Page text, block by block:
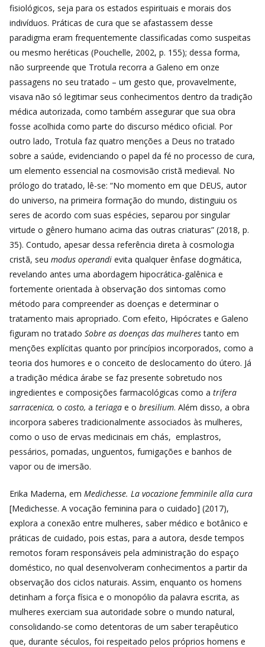
fisiológicos, seja para os estados espirituais e morais dos
indivíduos. Práticas de cura que se afastassem desse
paradigma eram frequentemente classificadas como suspeitas
ou mesmo heréticas (Pouchelle, 2002, p. 155); dessa forma,
não surpreende que Trotula recorra a Galeno em onze
passagens no seu tratado – um gesto que, provavelmente,
visava não só legitimar seus conhecimentos dentro da tradição
médica autorizada, como também assegurar que sua obra
fosse acolhida como parte do discurso médico oficial. Por
outro lado, Trotula faz quatro menções a Deus no tratado
sobre a saúde, evidenciando o papel da fé no processo de cura,
um elemento essencial na cosmovisão cristã medieval. No
prólogo do tratado, lê-se: “No momento em que DEUS, autor
do universo, na primeira formação do mundo, distinguiu os
seres de acordo com suas espécies, separou por singular
virtude o gênero humano acima das outras criaturas” (2018, p.
35). Contudo, apesar dessa referência direta à cosmologia
cristã, seu modus operandi evita qualquer ênfase dogmática,
revelando antes uma abordagem hipocrática-galênica e
fortemente orientada à observação dos sintomas como
método para compreender as doenças e determinar o
tratamento mais apropriado. Com efeito, Hipócrates e Galeno
figuram no tratado Sobre as doenças das mulherestanto em
menções explícitas quanto por princípios incorporados, como a
teoria dos humores e o conceito de deslocamento do útero. Já
a tradição médica árabe se faz presente sobretudo nos
ingredientes e composições farmacológicas como a trifera
sarracenica, o costo, a teriaga e o bresilium. Além disso, a obra
incorpora saberes tradicionalmente associados às mulheres,
como o uso de ervas medicinais em chás, emplastros,
pessários, pomadas, unguentos, fumigações e banhos de
vapor ou de imersão.
Erika Maderna, em Medichesse. La vocazione femminile alla cura
[Medichesse. A vocação feminina para o cuidado] (2017),
explora a conexão entre mulheres, saber médico e botânico e
práticas de cuidado, pois estas, para a autora, desde tempos
remotos foram responsáveis pela administração do espaço
doméstico, no qual desenvolveram conhecimentos a partir da
observação dos ciclos naturais. Assim, enquanto os homens
detinham a força física e o monopólio da palavra escrita, as
mulheres exerciam sua autoridade sobre o mundo natural,
consolidando-se como detentoras de um saber terapêutico
que, durante séculos, foi respeitado pelos próprios homens e